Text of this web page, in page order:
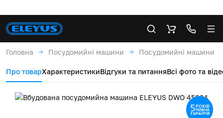
Головна Посудомийні машини Посудомийні машини
Про товарХарактеристикиВідгуки та питанняВсі фото та